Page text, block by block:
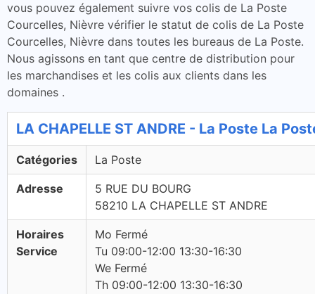
vous pouvez également suivre vos colis de La Poste
Courcelles, Nièvre vérifier le statut de colis de La Poste
Courcelles, Nièvre dans toutes les bureaus de La Poste.
Nous agissons en tant que centre de distribution pour
les marchandises et les colis aux clients dans les
domaines .
LA CHAPELLE ST ANDRE - La Poste La
Catégories La Poste
Adresse
5 RUE DU BOURG
58210 LA CHAPELLE ST ANDRE
Horaires
Service
Mo Fermé
Tu 09:00-12:00 13:30-16:30
We Fermé
Th 09:00-12:00 13:30-16:30